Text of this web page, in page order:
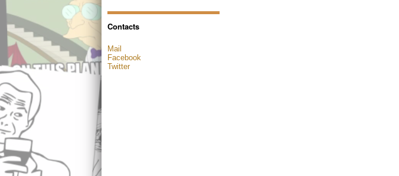
Contacts
Mail
Facebook
Twitter